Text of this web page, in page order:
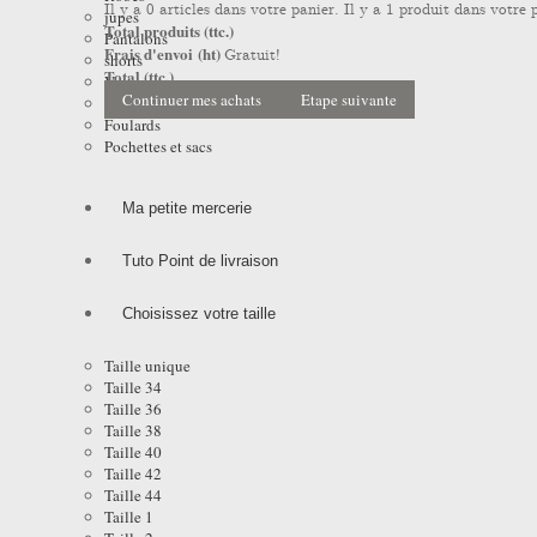
Il y a 0 articles dans votre panier. Il y a 1 produit dans votre
Total produits (ttc.)
Frais d'envoi (ht)Gratuit!
Total (ttc.)
Continuer mes achats Etape suivante
jupes
Pantalons
shorts
Vestes
Manteaux et Impers
Foulards
Pochettes et sacs
Ma petite mercerie
Tuto Point de livraison
Choisissez votre taille
Taille unique
Taille 34
Taille 36
Taille 38
Taille 40
Taille 42
Taille 44
Taille 1